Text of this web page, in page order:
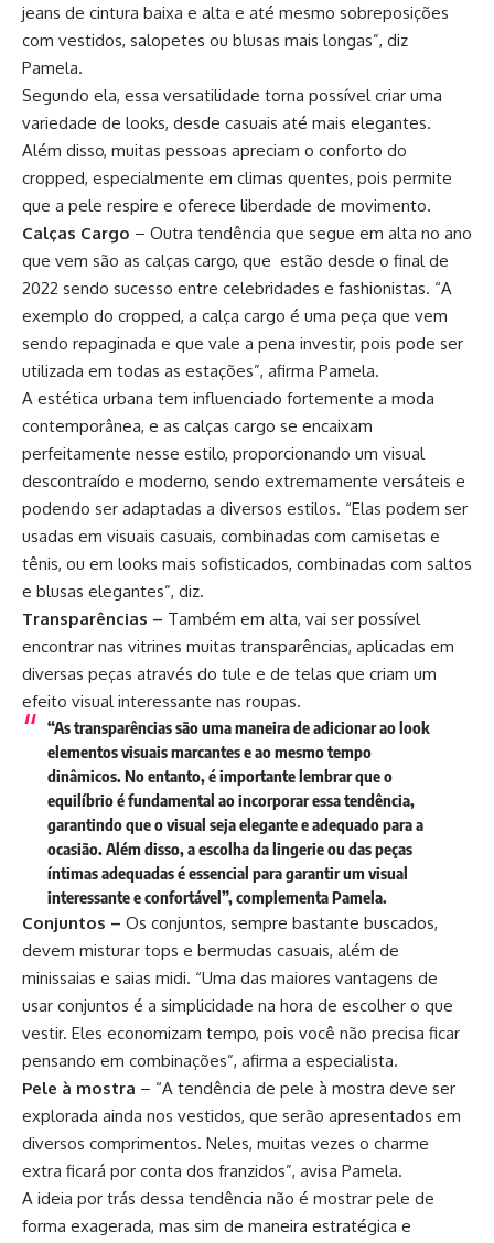
jeans de cintura baixa e alta e até mesmo sobreposições
com vestidos, salopetes ou blusas mais longas”, diz
Pamela.
Segundo ela, essa versatilidade torna possível criar uma
variedade de looks, desde casuais até mais elegantes.
Além disso, muitas pessoas apreciam o conforto do
cropped, especialmente em climas quentes, pois permite
que a pele respire e oferece liberdade de movimento.
Calças Cargo – Outra tendência que segue em alta no ano
que vem são as calças cargo, que estão desde o final de
2022 sendo sucesso entre celebridades e fashionistas. “A
exemplo do cropped, a calça cargo é uma peça que vem
sendo repaginada e que vale a pena investir, pois pode ser
utilizada em todas as estações”, afirma Pamela.
A estética urbana tem influenciado fortemente a moda
contemporânea, e as calças cargo se encaixam
perfeitamente nesse estilo, proporcionando um visual
descontraído e moderno, sendo extremamente versáteis e
podendo ser adaptadas a diversos estilos. “Elas podem ser
usadas em visuais casuais, combinadas com camisetas e
tênis, ou em looks mais sofisticados, combinadas com saltos
e blusas elegantes”, diz.
Transparências – Também em alta, vai ser possível
encontrar nas vitrines muitas transparências, aplicadas em
diversas peças através do tule e de telas que criam um
efeito visual interessante nas roupas.
“As transparências são uma maneira de adicionar ao look
elementos visuais marcantes e ao mesmo tempo
dinâmicos. No entanto, é importante lembrar que o
equilíbrio é fundamental ao incorporar essa tendência,
garantindo que o visual seja elegante e adequado para a
ocasião. Além disso, a escolha da lingerie ou das peças
íntimas adequadas é essencial para garantir um visual
interessante e confortável”, complementa Pamela.
Conjuntos – Os conjuntos, sempre bastante buscados,
devem misturar tops e bermudas casuais, além de
minissaias e saias midi. “Uma das maiores vantagens de
usar conjuntos é a simplicidade na hora de escolher o que
vestir. Eles economizam tempo, pois você não precisa ficar
pensando em combinações”, afirma a especialista.
Pele à mostra – “A tendência de pele à mostra deve ser
explorada ainda nos vestidos, que serão apresentados em
diversos comprimentos. Neles, muitas vezes o charme
extra ficará por conta dos franzidos”, avisa Pamela.
A ideia por trás dessa tendência não é mostrar pele de
forma exagerada, mas sim de maneira estratégica e